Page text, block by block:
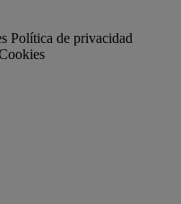
Política de privacidad